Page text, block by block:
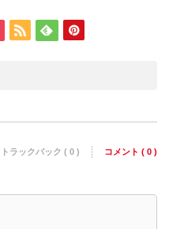
トラックバック ( 0 ) コメント ( 0 )